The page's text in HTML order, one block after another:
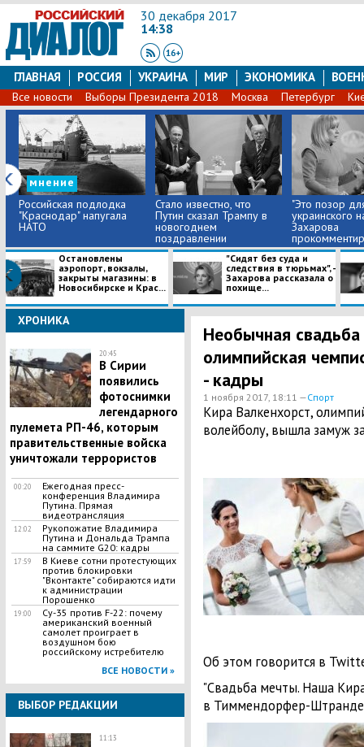
30 декабря 2017
14:38
ГЛАВНАЯ РОССИЯ УКРАИНА МИР ЭКОНОМИКА
Все новости Выборы Президента 2018 Москва Петербург
мнение
Российская подлодка
"Краснодар" напугала
НАТО
Стало известно, что
Путин сказал Трампу в
новогоднем
поздравлении
"Это позор
украинского
Захарова
Остановлены
аэропорт, вокзалы,
закрыты магазины: в
Новосибирске и Крас...
"Сидят без суда и
следствия в тюрьмах", -
Захарова рассказала о
похище...
ХРОНИКА
20:45
В Сирии
появились
фотоснимки
легендарного
пулемета РП-46, которым
правительственные войска
уничтожали террористов
00:20
Ежегодная пресс-
конференция Владимира
Путина. Прямая
видеотрансляция
12:02
Рукопожатие Владимира
Путина и Дональда Трампа
на саммите G20: кадры
17:59
В Киеве сотни протестующих
против блокировки
"Вконтакте" собираются идти
к администрации
Порошенко
19:00
Су-35 против F-22: почему
американский военный
самолет проиграет в
воздушном бою
российскому истребителю
ВСЕ НОВОСТИ »
ВЫБОР РЕДАКЦИИ
11:13
Необычная
олимпийская
- кадры
1 ноября 2017, 18:11 —Спорт
Кира Валкенхорст,
волейболу, вышла замуж
Об этом говорится в
"Свадьба мечты. Наша
в Тиммендорфер-